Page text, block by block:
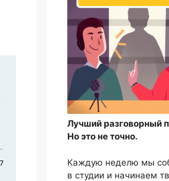
Лучший разговорный
Но это не точно.
Каждую неделю мы
в студии и начинаем